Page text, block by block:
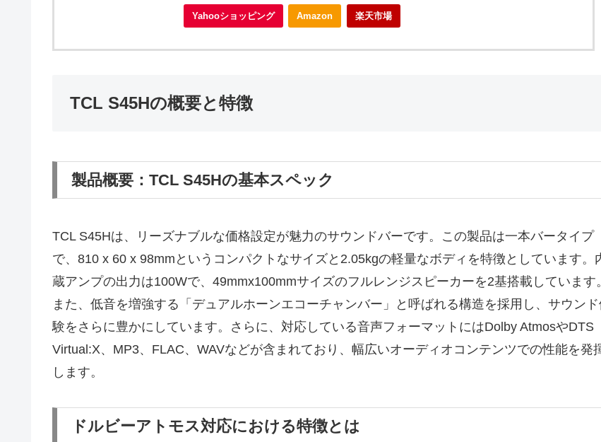
Yahooショッピング Amazon 楽天市場
TCL S45Hの概要と特徴
製品概要：TCL S45Hの基本スペック
TCL S45Hは、リーズナブルな価格設定が魅力のサウンドバーです。この製品は一本バータイプ
で、810 x 60 x 98mmというコンパクトなサイズと2.05kgの軽量なボディを特徴としています。
蔵アンプの出力は100Wで、49mmx100mmサイズのフルレンジスピーカーを2基搭載しています。
また、低音を増強する「デュアルホーンエコーチャンバー」と呼ばれる構造を採用し、サウン
験をさらに豊かにしています。さらに、対応している音声フォーマットにはDolby AtmosやDTS
Virtual:X、MP3、FLAC、WAVなどが含まれており、幅広いオーディオコンテンツでの性能を発
します。
ドルビーアトモス対応における特徴とは